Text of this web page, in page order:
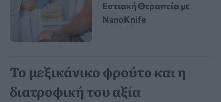
Εστιακή Θεραπεία με
NanoKnife
Το μεξικάνικο φρούτο και η
διατροφική του αξία